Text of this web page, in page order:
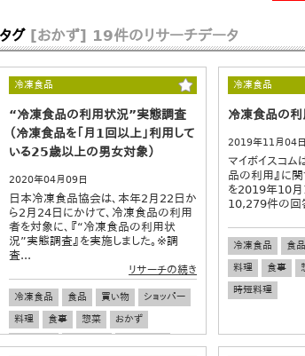
タグ [おかず] 19件のリサーチデータ
冷凍食品
“冷凍食品の利用状況”実態調査
（冷凍食品を「月1回以上」利用して
いる25歳以上の男女対象）
2020年04月09日
日本冷凍食品協会は、本年2月22日か
ら2月24日にかけて、冷凍食品の利用
者を対象に、『“冷凍食品の利用状
況”実態調査』を実施しました。※調
査...
リサーチの続き
冷凍食品 食品 買い物
ショッパー
料理
食事 惣菜
おかず
冷凍食品
冷凍食品の利
2019年11月04日
マイボイスコム
品の利用』に関
を2019年10月
10,279件の回
冷凍食品 食品
料理
食事
時短料理